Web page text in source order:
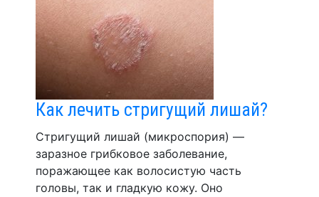
Как лечить стригущий лишай?
Стригущий лишай (микроспория) —
заразное грибковое заболевание,
поражающее как волосистую часть
головы, так и гладкую кожу. Оно